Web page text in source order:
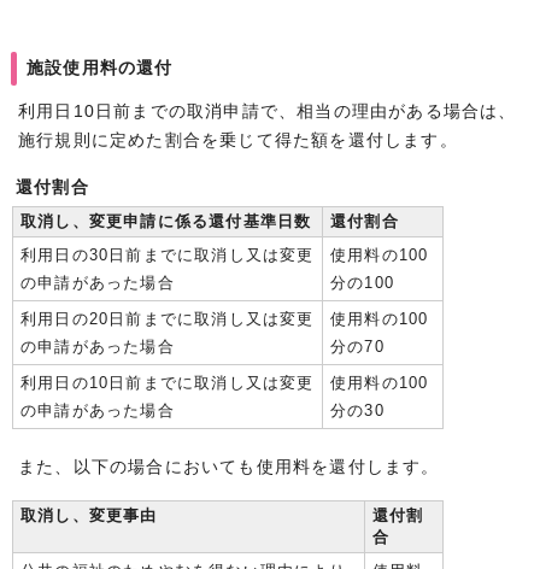
施設使用料の還付
利用日10日前までの取消申請で、相当の理由がある場合は、
施行規則に定めた割合を乗じて得た額を還付します。
還付割合
取消し、変更申請に係る還付基準日数
還付割合
利用日の30日前までに取消し又は変更
の申請があった場合
使用料の100
分の100
利用日の20日前までに取消し又は変更
の申請があった場合
使用料の100
分の70
利用日の10日前までに取消し又は変更
の申請があった場合
使用料の100
分の30
また、以下の場合においても使用料を還付します。
取消し、変更事由
還付割
合